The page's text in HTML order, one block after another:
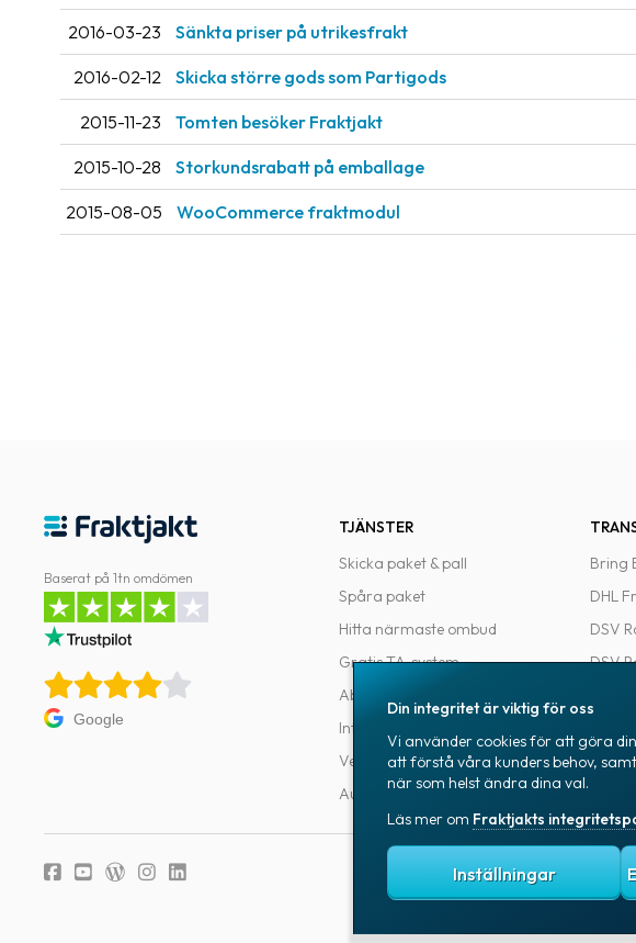
2016-03-23 Sänkta priser på utrikesfrakt
2016-02-12 Skicka större gods som Partigods
2015-11-23 Tomten besöker Fraktjakt
2015-10-28 Storkundsrabatt på emballage
2015-08-05 WooCommerce fraktmodul
Baserat på 1tn omdömen
Google
TJÄNSTER
Skicka paket & pall
Spåra paket
Hitta närmaste ombud
Gratis TA-system
Abonnemang
Integrationer
Verktyg för utvecklare
Automatiseringar
Bring
DHL
DSV
DSV
Fraktjakts integritetspolicy
Din integritet är viktig för oss
Vi använder cookies för att göra
att förstå våra kunders behov,
när som helst ändra dina val.
Läs mer om Fraktjakts
Inställningar